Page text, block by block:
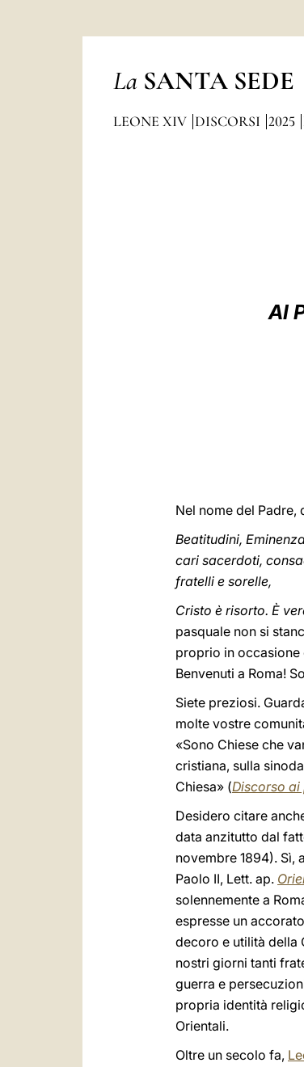
La SANTA SEDE
LEONE XIV DISCORSI 2025
AI
Nel nome del Padre,
Beatitudini,
cari sacerdoti,
fratelli e sorelle,
Cristo è risorto. È
pasquale non si
proprio in occasione
Benvenuti a Roma!
Siete preziosi.
molte vostre
«Sono Chiese che
cristiana, sulla
Chiesa» (Discorso ai
Desidero citare
data anzitutto dal
novembre 1894). Sì,
Paolo II, Lett. ap.
solennemente a
espresse un
decoro e utilità della
nostri giorni tanti
guerra e
propria identità
Orientali.
Oltre un secolo fa,